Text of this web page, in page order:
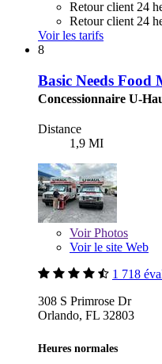
Retour client 24
Retour client 24
Voir les tarifs
8
Basic Needs Food
Concessionnaire U-
Distance
1,9 MI
VoirPhotos
Voir le site Web
1 718
308 S Primrose Dr
Orlando, FL 32803
Heures normales